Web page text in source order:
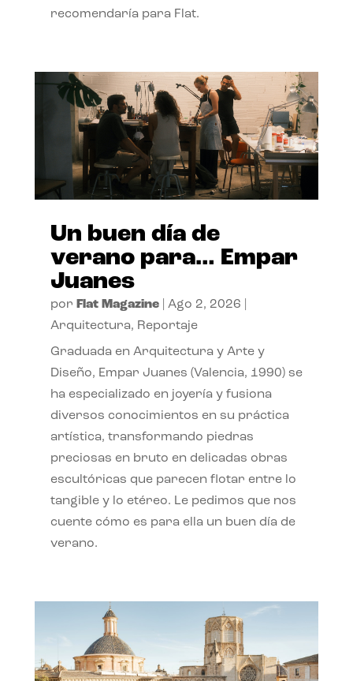
recomendaría para Flat.
Un buen día de
verano para… Empar
Juanes
por Flat Magazine| Ago 2, 2026
Arquitectura, Reportaje
Graduada en Arquitectura y Arte y
Diseño, Empar Juanes (Valencia, 1990) se
ha especializado en joyería y fusiona
diversos conocimientos en su práctica
artística, transformando piedras
preciosas en bruto en delicadas obras
escultóricas que parecen flotar entre lo
tangible y lo etéreo. Le pedimos que nos
cuente cómo es para ella un buen día de
verano.